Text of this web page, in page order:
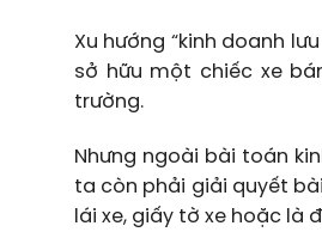
Xu hướng “kinh doanh
sở hữu một chiếc xe
trường.
Nhưng ngoài bài toán
ta còn phải giải quyết
lái xe, giấy tờ xe hoặc là